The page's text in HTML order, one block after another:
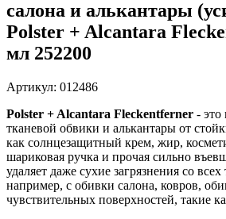
салона и алькантары
Polster + Alcantara
мл 252200
Артикул: 012486
Polster + Alcantara Fleckentferner - это
тканевой обвики и алькантары от
как солнцезащитный крем, жир,
шариковая ручка и прочая сильно
удаляет даже сухие загрязнения со
например, с обивки салона, ковров,
чувствительных поверхностей, такие